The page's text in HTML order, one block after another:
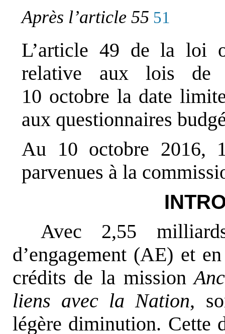
Après l’article 55 51
L’article 49 de la loi
relative aux lois de
10 octobre la date
aux questionnaires
Au 10 octobre 2016,
parvenues à la
Avec 2,55
d’engagement (AE) et
crédits de la mission
liens avec la Nation,
légère diminution. Cette